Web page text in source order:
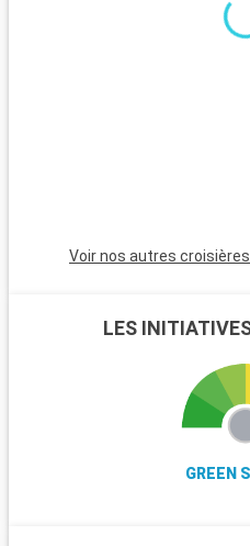
vallée de la Vipava à proximité.
Voir nos autres
LES
GREEN